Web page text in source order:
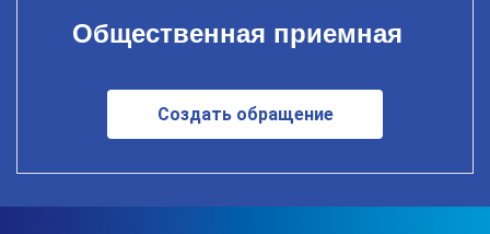
Общественная приемная
Создать обращение